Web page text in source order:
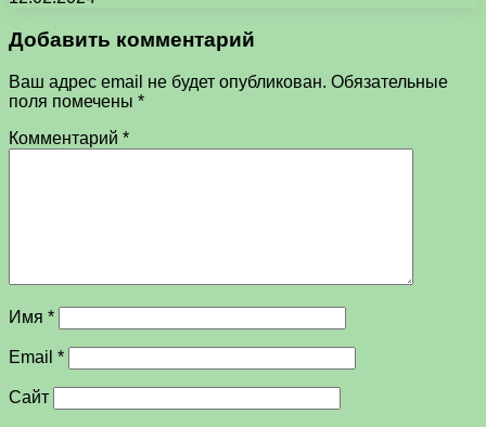
Добавить комментарий
Ваш адрес email не будет опубликован. Обязательные
поля помечены *
Комментарий *
Имя *
Email *
Сайт